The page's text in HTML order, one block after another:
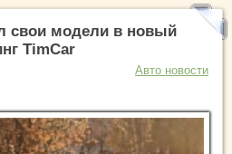
свои модели в новый
TimCar
Авто новости